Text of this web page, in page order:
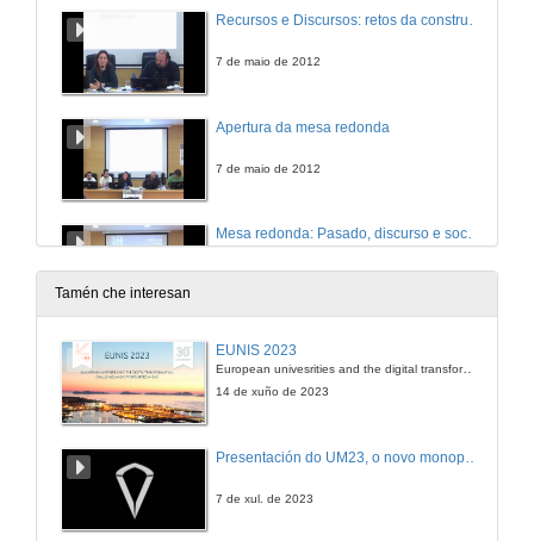
Recursos e Discursos: retos da construción do relato científico e da Historia nos novos medios de comunicación
7 de maio de 2012
Apertura da mesa redonda
7 de maio de 2012
Mesa redonda: Pasado, discurso e sociedade nos medios de masas
7 de maio de 2012
Tamén che interesan
EUNIS 2023
European univesrities and the digital transformation: challenges and opportunities ahead
14 de xuño de 2023
7 de xul. de 2023